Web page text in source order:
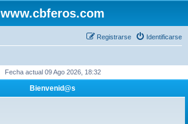
www.cbferos.com
Identificarse
Registrarse
Fecha actual 09 Ago 2026, 18:32
Bienvenid@s